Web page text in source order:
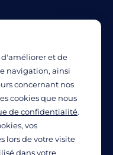
Instagram
d'améliorer et de
navigation, ainsi
concernant nos
cookies que nous
de confidentialité.
vos
lors de votre visite
dans votre